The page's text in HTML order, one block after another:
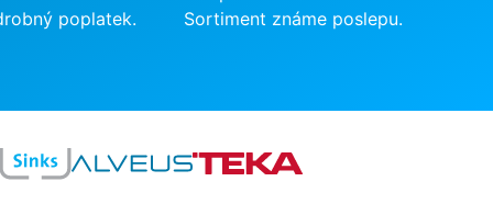
poplatek.
Sortiment známe poslepu.